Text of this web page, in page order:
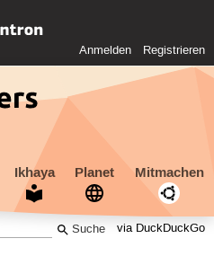
Anmelden Registrieren
Ikhaya Planet Mitmachen
via DuckDuckGo